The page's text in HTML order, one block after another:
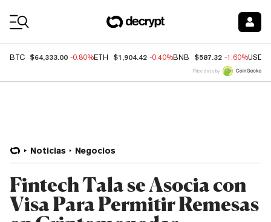
BTC $64,333.00 -0.80%ETH $1,904.42 -0.40%BNB $587.32 -1.60%USDC
Price data by
Noticias Negocios
Fintech Tala se Asocia con
Visa Para Permitir Remesas